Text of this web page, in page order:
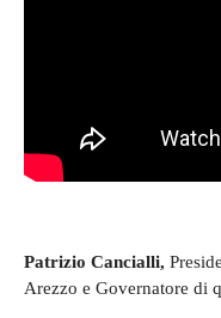
Patrizio Cancialli,
Arezzo e Governatore di